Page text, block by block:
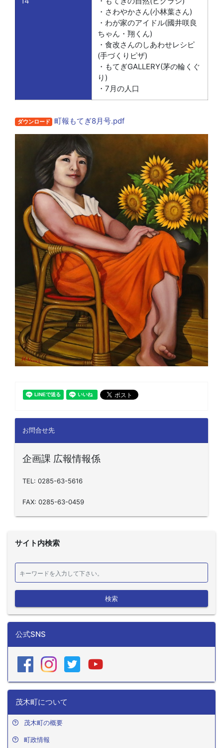
・さわやかさん(小林葉さん)
・わが家のアイドル(國井咲良
ちゃん・翔くん)
・食改さんのしあわせレシピ
(手づくりピザ)
・もてぎGALLERY(茅の輪くぐ
り)
・7月の人口
ダウンロード 町報もてぎ8月号.pdf
お問合せ先
企画課 広報情報係
TEL: 0285-63-5616
FAX: 0285-63-0459
サイト内検索
検索
公式SNS
茂木町について
茂木町の概要
町政情報